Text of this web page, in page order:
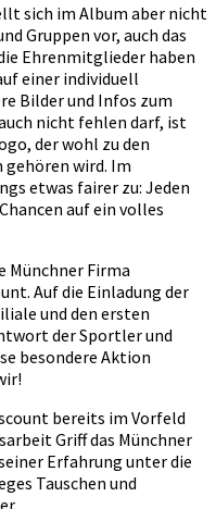
sich im Album aber nicht
Gruppen vor, auch das
Ehrenmitglieder haben
einer individuell
Bilder und Infos zum
nicht fehlen darf, ist
der wohl zu den
wird. Im
etwas fairer zu: Jeden
auf ein volles
Münchner Firma
Auf die Einladung der
und den ersten
der Sportler und
besondere Aktion
bereits im Vorfeld
Griff das Münchner
Erfahrung unter die
Tauschen und